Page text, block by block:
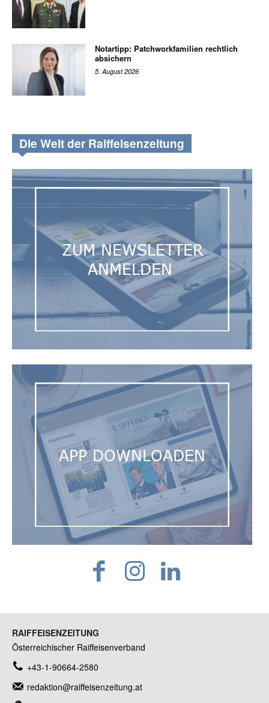
Notartipp: Patchworkfamilien rechtlich
absichern
5. August 2026
Die Welt der Raiffeisenzeitung
RAIFFEISENZEITUNG
Österreichischer Raiffeisenverband
+43-1-90664-2580
redaktion@raiffeisenzeitung.at